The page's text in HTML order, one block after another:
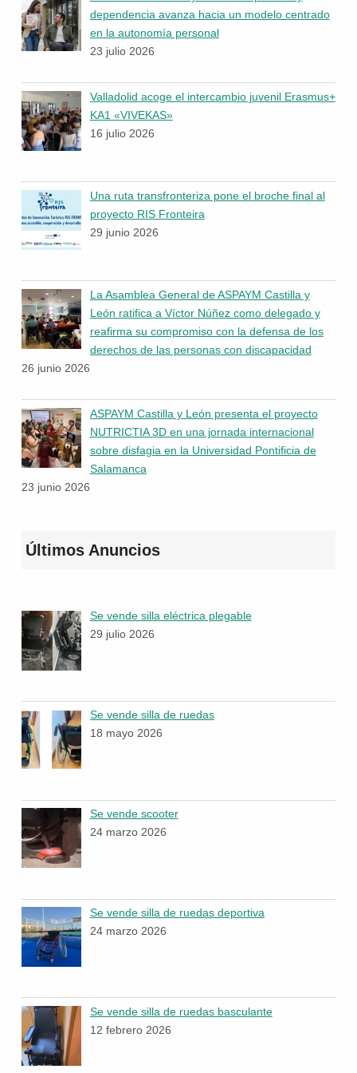
dependencia avanza hacia un modelo centrado
en la autonomía personal
23 julio 2026
Valladolid acoge el intercambio juvenil Erasmus+
KA1 «VIVEKAS»
16 julio 2026
Una ruta transfronteriza pone el broche final al
proyecto RIS Fronteira
29 junio 2026
La Asamblea General de ASPAYM Castilla y
León ratifica a Víctor Núñez como delegado y
reafirma su compromiso con la defensa de los
derechos de las personas con discapacidad
26 junio 2026
ASPAYM Castilla y León presenta el proyecto
NUTRICTIA 3D en una jornada internacional
sobre disfagia en la Universidad Pontificia de
Salamanca
23 junio 2026
Últimos Anuncios
Se vende silla eléctrica plegable
29 julio 2026
Se vende silla de ruedas
18 mayo 2026
Se vende scooter
24 marzo 2026
Se vende silla de ruedas deportiva
24 marzo 2026
Se vende silla de ruedas basculante
12 febrero 2026